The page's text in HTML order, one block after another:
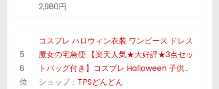
2,980円
5
6
位
コスプレ ハロウィン衣装 ワンピース ドレス
魔女の宅急便 【楽天人気★大好評★3点セッ
トバッグ付き】コスプレ Halloween 子供…
ショップ： TPSどんどん